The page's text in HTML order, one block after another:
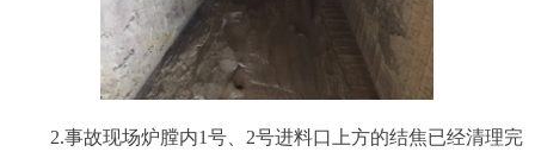
2.事故现场炉膛内1号 、2号进料口上方的结焦已经清理完